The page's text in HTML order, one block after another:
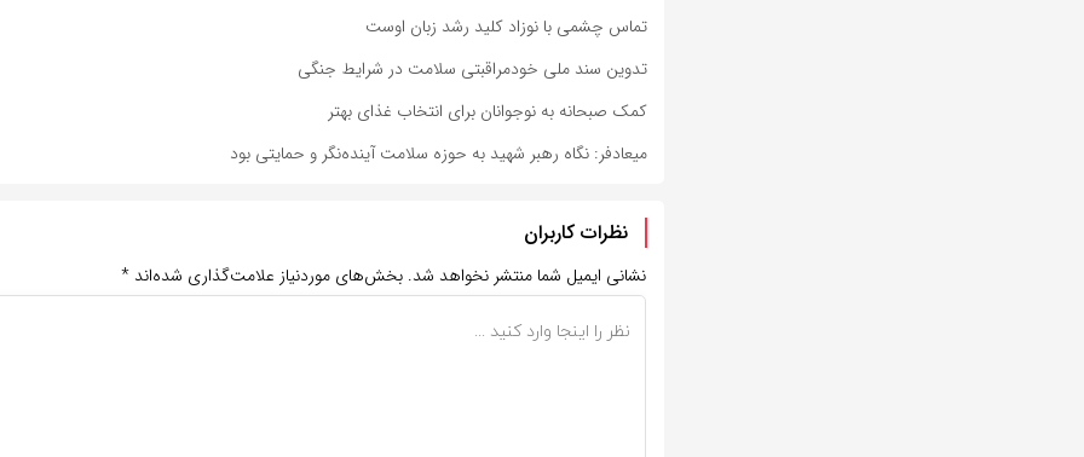
تماس چشمی با نوزاد کلید رشد زبان اوست
تدوین سند ملی خودمراقبتی سلامت در شرایط جنگی
کمک صبحانه به نوجوانان برای انتخاب غذای بهتر
میعادفر: نگاه رهبر شهید به حوزه سلامت آینده‌نگر و حمایتی بود
نظرات کاربران
نشانی ایمیل شما منتشر نخواهد شد. بخش‌های موردنیاز علامت‌گذاری شده‌اند *